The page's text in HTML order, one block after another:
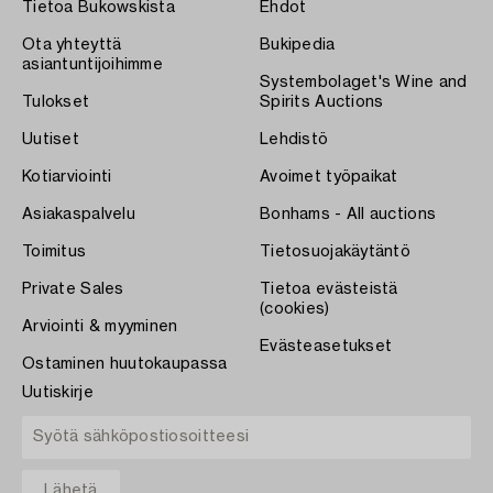
Tietoa Bukowskista
Ota yhteyttä
asiantuntijoihimme
Tulokset
Uutiset
Kotiarviointi
Asiakaspalvelu
Toimitus
Private Sales
Arviointi & myyminen
Ostaminen huutokaupassa
Ehdot
Bukipedia
Systembolaget's Wine and
Spirits Auctions
Lehdistö
Avoimet työpaikat
Bonhams - All auctions
Tietosuojakäytäntö
Tietoa evästeistä
(cookies)
Evästeasetukset
Uutiskirje